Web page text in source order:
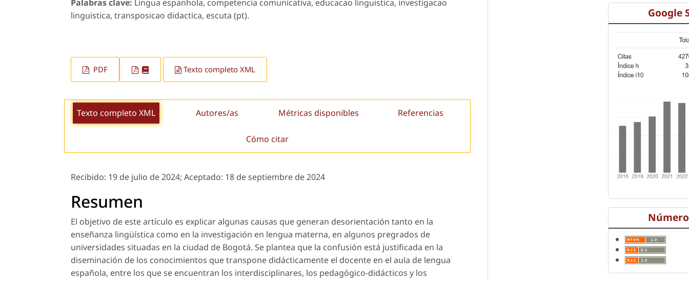
Palabras clave: Lingua espanhola, competencia comunicativa, educacao linguistica, investigacao
linguistica, transposicao didactica, escuta (pt).
PDF Texto completo XML
Texto completo XML Autores/as Métricas disponibles Referencias
Cómo citar
Recibido: 19 de julio de 2024; Aceptado: 18 de septiembre de 2024
Resumen
El objetivo de este artículo es explicar algunas causas que generan desorientación tanto en la
enseñanza lingüística como en la investigación en lengua materna, en algunos pregrados de
universidades situadas en la ciudad de Bogotá. Se plantea que la confusión está justificada en la
diseminación de los conocimientos que transpone didácticamente el docente en el aula de lengua
española, entre los que se encuentran los interdisciplinares, los pedagógico-didácticos y los
Google